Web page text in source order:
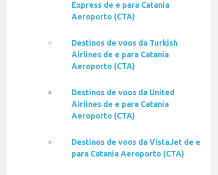
Express de e para Catania
Aeroporto (CTA)
Destinos de voos da Turkish
Airlines de e para Catania
Aeroporto (CTA)
Destinos de voos da United
Airlines de e para Catania
Aeroporto (CTA)
Destinos de voos da VistaJet de e
para Catania Aeroporto (CTA)